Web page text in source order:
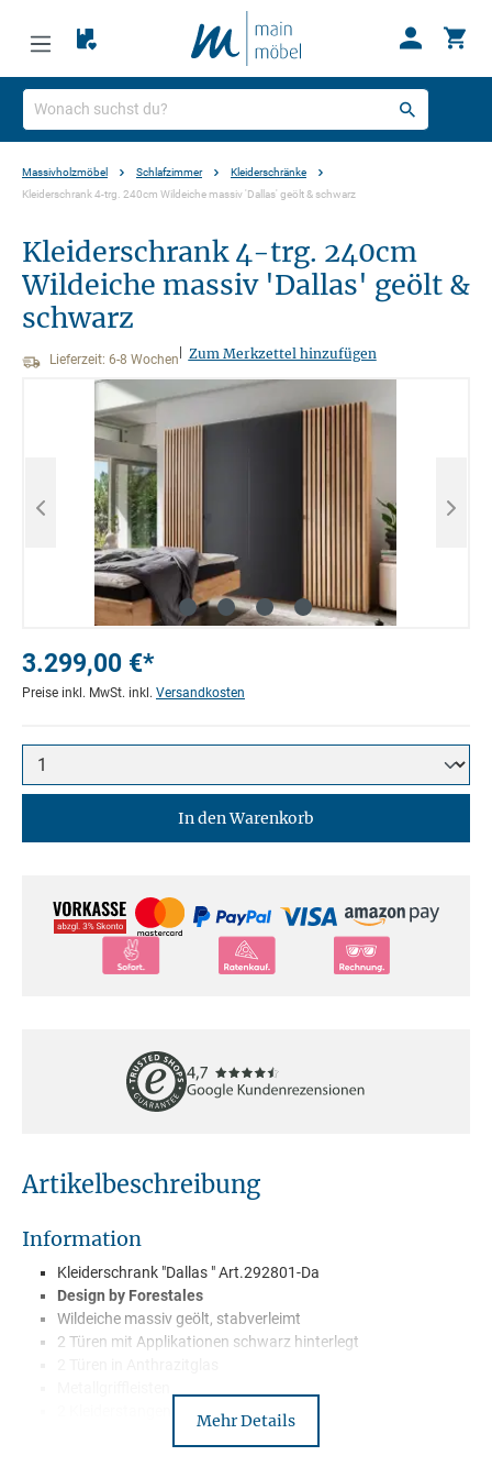
Massivholzmöbel Schlafzimmer
Kleiderschränke
Kleiderschrank 4-trg. 240cm Wildeiche massiv 'Dallas' geölt & schwarz
Kleiderschrank 4-trg. 240cm
Wildeiche massiv 'Dallas' geölt &
schwarz
Lieferzeit: 6-8 Wochen Zum Merkzettel hinzufügen
Bildergalerie überspringen
3.299,00 €*
Preise inkl. MwSt. inkl. Versandkosten
In den Warenkorb
Artikelbeschreibung
Information
Kleiderschrank "Dallas " Art.292801-Da
Design by Forestales
Wildeiche massiv geölt, stabverleimt
2 Türen mit Applikationen schwarz hinterlegt
Mehr Details